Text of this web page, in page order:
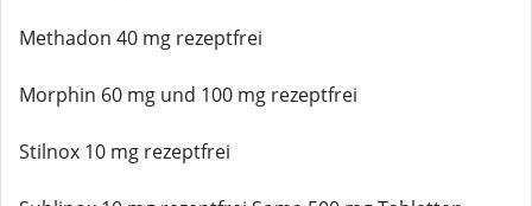
Methadon 40 mg rezeptfrei
Morphin 60 mg und 100 mg rezeptfrei
Stilnox 10 mg rezeptfrei